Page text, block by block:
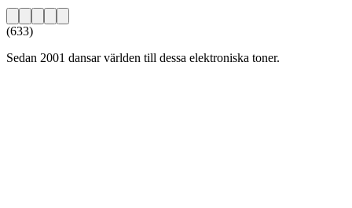
(633)
Sedan 2001 dansar världen till dessa elektroniska toner.